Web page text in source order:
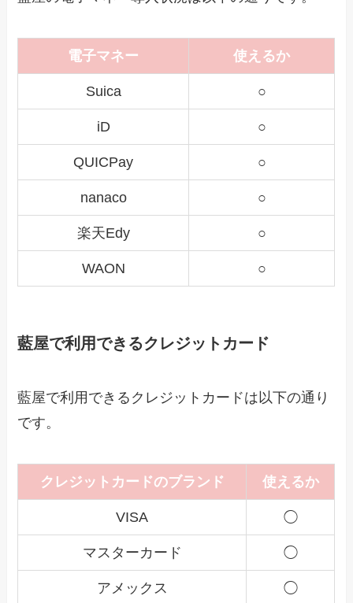
電子マネー 使えるか
Suica ○
iD ○
QUICPay ○
nanaco ○
楽天Edy ○
WAON ○
藍屋で利用できるクレジットカード
藍屋で利用できるクレジットカードは以下の通り
です。
クレジットカードのブランド 使えるか
VISA ◯
マスターカード ◯
アメックス ◯